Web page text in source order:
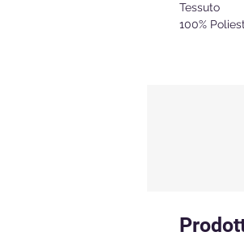
Tessuto
100%